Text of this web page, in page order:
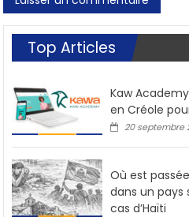
Top Articles
Kaw
en Créole
20 septembre
Où est
dans un pays
cas d’Haïti